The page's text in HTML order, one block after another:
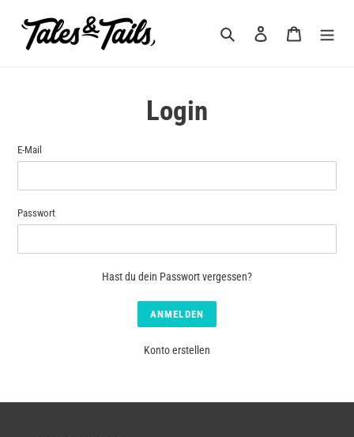
Suchen Einloggen Warenkorb
Login
E-Mail
Passwort
Hast du dein Passwort vergessen?
Konto erstellen